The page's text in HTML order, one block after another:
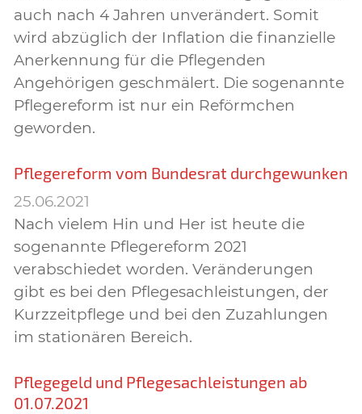
auch nach 4 Jahren unverändert. Somit
wird abzüglich der Inflation die finanzielle
Anerkennung für die Pflegenden
Angehörigen geschmälert. Die sogenannte
Pflegereform ist nur ein Reförmchen
geworden.
Pflegereform vom Bundesrat durchgewunken
25.06.2021
Nach vielem Hin und Her ist heute die
sogenannte Pflegereform 2021
verabschiedet worden. Veränderungen
gibt es bei den Pflegesachleistungen, der
Kurzzeitpflege und bei den Zuzahlungen
im stationären Bereich.
Pflegegeld und Pflegesachleistungen ab
01.07.2021